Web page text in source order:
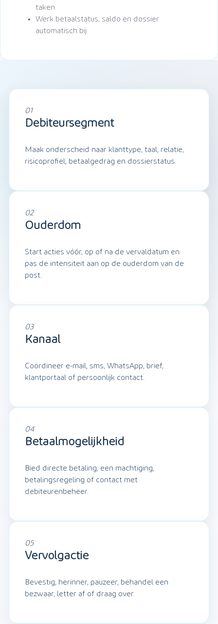
taken
Werk betaalstatus, saldo en dossier
automatisch bij
01
Debiteursegment
Maak onderscheid naar klanttype, taal, relatie,
risicoprofiel, betaalgedrag en dossierstatus.
02
Ouderdom
Start acties vóór, op of na de vervaldatum en
pas de intensiteit aan op de ouderdom van de
post.
03
Kanaal
Coördineer e-mail, sms, WhatsApp, brief,
klantportaal of persoonlijk contact.
04
Betaalmogelijkheid
Bied directe betaling, een machtiging,
betalingsregeling of contact met
debiteurenbeheer.
05
Vervolgactie
Bevestig, herinner, pauzeer, behandel een
bezwaar, letter af of draag over.